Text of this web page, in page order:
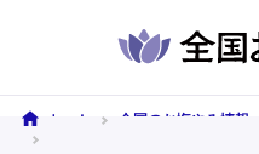
ホーム 全国のお悔やみ情報